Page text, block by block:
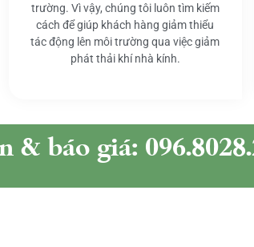
trường. Vì vậy, chúng tôi luôn tìm kiếm
cách để giúp khách hàng giảm thiểu
tác động lên môi trường qua việc giảm
phát thải khí nhà kính.
& báo giá: